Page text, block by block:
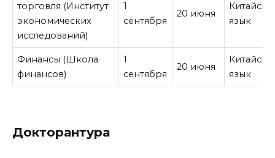
торговля (Институт
экономических
исследований)
1
сентября
20 июня
язык
Финансы (Школа
финансов)
1
сентября
20 июня
язык
Докторантура